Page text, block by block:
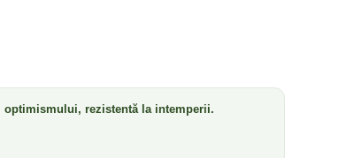
optimismului, rezistentă la intemperii.